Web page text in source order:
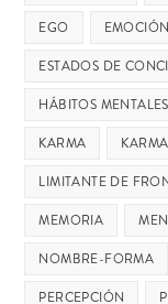
EGO
EMOCIÓN
ESTADOS DE
HÁBITOS MENTALES
KARMA
LIMITANTE DE
MEMORIA
NOMBRE-FORMA
PERCEPCIÓN